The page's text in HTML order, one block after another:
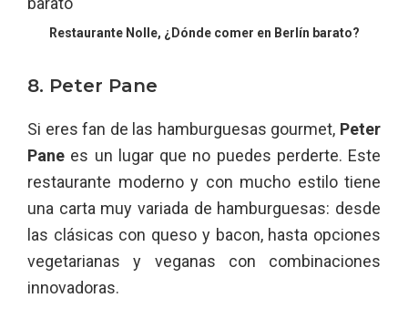
Restaurante Nolle, ¿Dónde comer en Berlín barato?
8. Peter Pane
Si eres fan de las hamburguesas gourmet, Peter
Pane es un lugar que no puedes perderte. Este
restaurante moderno y con mucho estilo tiene
una carta muy variada de hamburguesas: desde
las clásicas con queso y bacon, hasta opciones
vegetarianas y veganas con combinaciones
innovadoras.